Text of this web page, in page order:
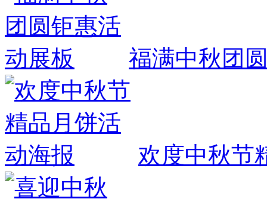
福满中秋团
欢度中秋节